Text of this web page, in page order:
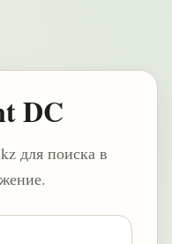
DC
для поиска в